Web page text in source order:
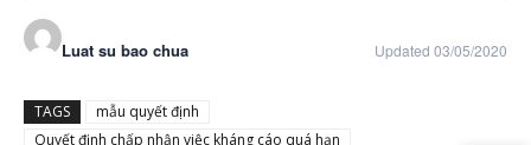
Luat su bao chua Updated 03/05/2020
TAGS
mẫu quyết định
Quyết định chấp nhận việc kháng cáo quá hạn